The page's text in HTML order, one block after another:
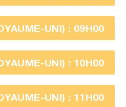
UNI) : 09H00
UNI) : 10H00
UNI) : 11H00